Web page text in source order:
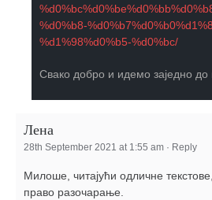
%d0%b8-
%d1%98%d0%b5-%d0%bc/
Свако добро и идемо заједно до
Лена
28th September 2021 at 1:55 am · Reply
Милоше, читајући одличне
право разочарање.